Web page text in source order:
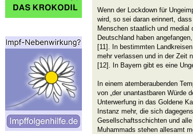
Wenn der Lockdown für
wird, so sei daran erinnert,
Menschen staatlich und medial
Deutschland haben
[11]. In bestimmten
mehr verlassen und in der Zeit
[12]. In Bayern gibt es eine
In einem atemberaubenden
von „der unantastbaren Würde
Unterwerfung in das Goldene
Instanz mehr, die sich
Gesellschaftsschichten und
Muhammads stehen allesamt